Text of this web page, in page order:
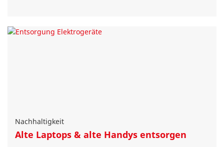
Nachhaltigkeit
Alte Laptops & alte Handys entsorgen